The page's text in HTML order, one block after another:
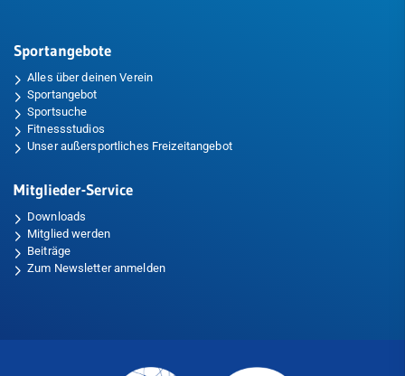
Sportangebote
Alles über deinen Verein
Sportangebot
Sportsuche
Fitnessstudios
Unser außersportliches Freizeitangebot
Mitglieder-Service
Downloads
Mitglied werden
Beiträge
Zum Newsletter anmelden